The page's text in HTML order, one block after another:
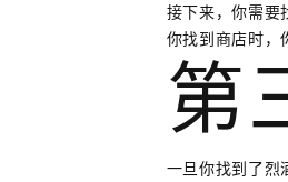
接下来，你需要
你找到商店时，
第
一旦你找到了烈